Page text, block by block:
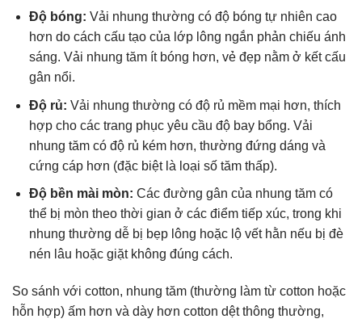
Độ bóng: Vải nhung thường có độ bóng tự nhiên cao
hơn do cách cấu tạo của lớp lông ngắn phản chiếu ánh
sáng. Vải nhung tăm ít bóng hơn, vẻ đẹp nằm ở kết cấu
gân nổi.
Độ rủ: Vải nhung thường có độ rủ mềm mại hơn, thích
hợp cho các trang phục yêu cầu độ bay bổng. Vải
nhung tăm có độ rủ kém hơn, thường đứng dáng và
cứng cáp hơn (đặc biệt là loại số tăm thấp).
Độ bền mài mòn: Các đường gân của nhung tăm có
thể bị mòn theo thời gian ở các điểm tiếp xúc, trong khi
nhung thường dễ bị bẹp lông hoặc lộ vết hằn nếu bị đè
nén lâu hoặc giặt không đúng cách.
So sánh với cotton, nhung tăm (thường làm từ cotton hoặc
hỗn hợp) ấm hơn và dày hơn cotton dệt thông thường,